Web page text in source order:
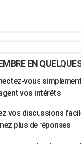
EN
vous
vos intérêts
vos discussions
plus de réponses